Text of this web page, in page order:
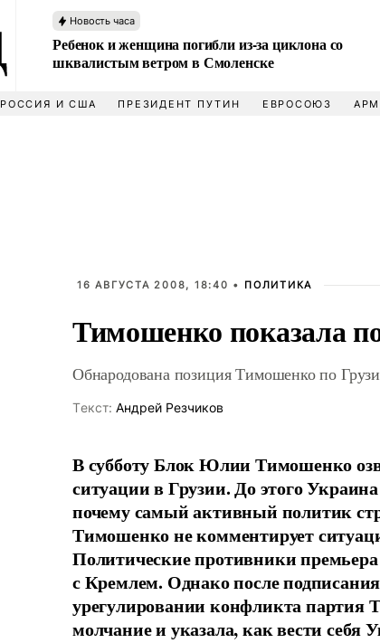
Новость часа
Ребенок и женщина погибли из-за циклона со
шквалистым ветром в Смоленске
РОССИЯ И США ПРЕЗИДЕНТ ПУТИН ЕВРОСОЮЗ
16 АВГУСТА 2008, 18:40 • ПОЛИТИКА
Тимошенко показала
Обнародована позиция Тимошенко по
Tекст: Андрей Резчиков
В субботу Блок Юлии Тимошенко
ситуации в Грузии. До этого
почему самый активный политик
Тимошенко не комментирует
Политические противники
с Кремлем. Однако после
урегулировании конфликта
молчание и указала, как вести себя